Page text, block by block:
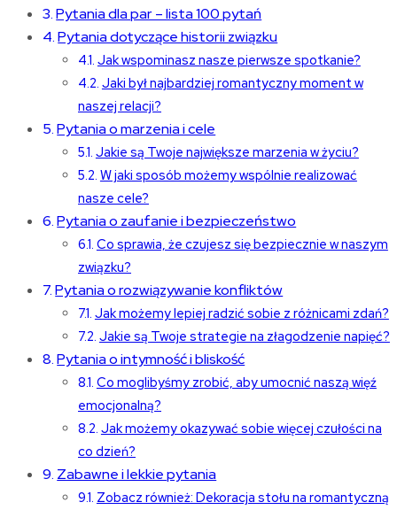
Pytania dla par – lista 100 pytań
Pytania dotyczące historii związku
Jak wspominasz nasze pierwsze spotkanie?
Jaki był najbardziej romantyczny moment w
naszej relacji?
Pytania o marzenia i cele
Jakie są Twoje największe marzenia w życiu?
W jaki sposób możemy wspólnie realizować
nasze cele?
Pytania o zaufanie i bezpieczeństwo
Co sprawia, że czujesz się bezpiecznie w naszym
związku?
Pytania o rozwiązywanie konfliktów
Jak możemy lepiej radzić sobie z różnicami zdań?
Jakie są Twoje strategie na złagodzenie napięć?
Pytania o intymność i bliskość
Co moglibyśmy zrobić, aby umocnić naszą więź
emocjonalną?
Jak możemy okazywać sobie więcej czułości na
co dzień?
Zabawne i lekkie pytania
Zobacz również: Dekoracja stołu na romantyczną